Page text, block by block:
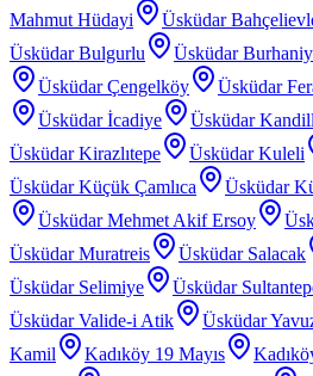
Mahmut Hüdayi Üsküdar
Üsküdar Bulgurlu
Üsküdar
Üsküdar Çengelköy
Üsküdar
Üsküdar İcadiye
Üsküdar
Üsküdar Kirazlıtepe
Üsküdar Kuleli
Üsküdar Küçük Çamlıca
Üsküdar
Üsküdar Mehmet Akif Ersoy
Üsküdar Muratreis
Üsküdar Salacak
Üsküdar Selimiye
Üsküdar
Üsküdar Valide-i Atik
Üsküdar
Kamil
Kadıköy 19 Mayıs